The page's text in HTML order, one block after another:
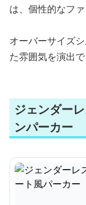
は、個性的なフ
オーバーサイズ
た雰囲気を演出で
ジェンダー
ンパーカー